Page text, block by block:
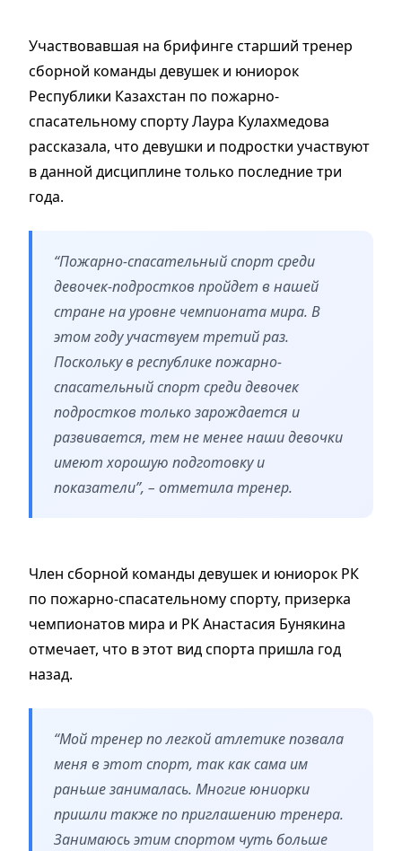
Участвовавшая на брифинге старший тренер
сборной команды девушек и юниорок
Республики Казахстан по пожарно-
спасательному спорту Лаура Кулахмедова
рассказала, что девушки и подростки участвуют
в данной дисциплине только последние три
года.
“Пожарно-спасательный спорт среди
девочек-подростков пройдет в нашей
стране на уровне чемпионата мира. В
этом году участвуем третий раз.
Поскольку в республике пожарно-
спасательный спорт среди девочек
подростков только зарождается и
развивается, тем не менее наши девочки
имеют хорошую подготовку и
показатели”, – отметила тренер.
Член сборной команды девушек и юниорок РК
по пожарно-спасательному спорту, призерка
чемпионатов мира и РК Анастасия Бунякина
отмечает, что в этот вид спорта пришла год
назад.
“Мой тренер по легкой атлетике позвала
меня в этот спорт, так как сама им
раньше занималась. Многие юниорки
пришли также по приглашению тренера.
Занимаюсь этим спортом чуть больше